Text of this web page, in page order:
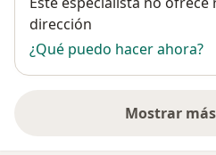
dirección
¿Qué puedo hacer ahora?
Mostrar